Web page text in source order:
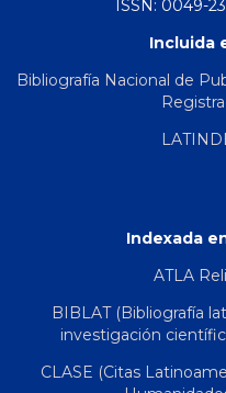
ISSN: 0049-
Incluida
Bibliografía Nacional de
Indexada
ATLA
BIBLAT (Bibliografía
investigación
CLASE (Citas